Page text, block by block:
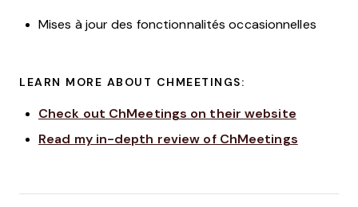
Mises à jour des fonctionnalités occasionnelles
LEARN MORE ABOUT CHMEETINGS:
Check out ChMeetings on their website
Read my in-depth review of ChMeetings